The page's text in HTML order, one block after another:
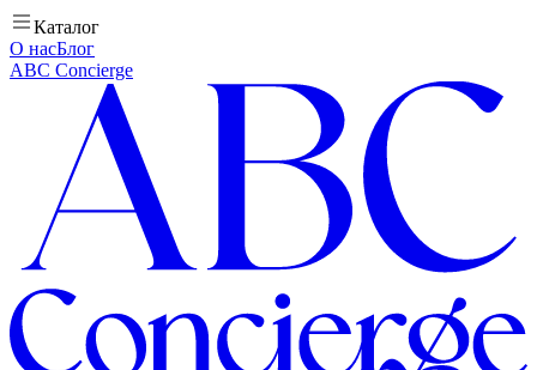
Каталог
О насБлог
ABC Concierge